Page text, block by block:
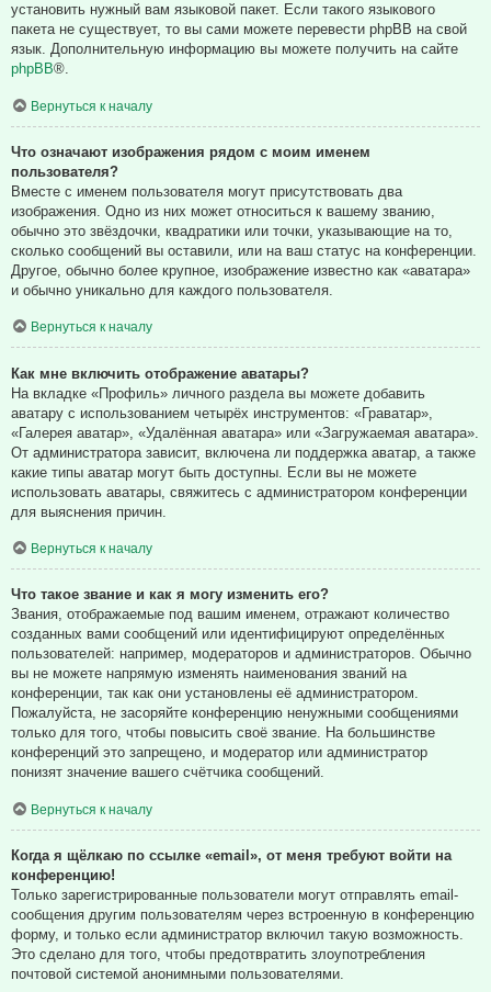
установить нужный вам языковой пакет. Если такого языкового
пакета не существует, то вы сами можете перевести phpBB на свой
язык. Дополнительную информацию вы можете получить на сайте
phpBB®.
Вернуться к началу
Что означают изображения рядом с моим именем
пользователя?
Вместе с именем пользователя могут присутствовать два
изображения. Одно из них может относиться к вашему званию,
обычно это звёздочки, квадратики или точки, указывающие на то,
сколько сообщений вы оставили, или на ваш статус на конференции.
Другое, обычно более крупное, изображение известно как «аватара»
и обычно уникально для каждого пользователя.
Вернуться к началу
Как мне включить отображение аватары?
На вкладке «Профиль» личного раздела вы можете добавить
аватару с использованием четырёх инструментов: «Граватар»,
«Галерея аватар», «Удалённая аватара» или «Загружаемая аватара».
От администратора зависит, включена ли поддержка аватар, а также
какие типы аватар могут быть доступны. Если вы не можете
использовать аватары, свяжитесь с администратором конференции
для выяснения причин.
Вернуться к началу
Что такое звание и как я могу изменить его?
Звания, отображаемые под вашим именем, отражают количество
созданных вами сообщений или идентифицируют определённых
пользователей: например, модераторов и администраторов. Обычно
вы не можете напрямую изменять наименования званий на
конференции, так как они установлены её администратором.
Пожалуйста, не засоряйте конференцию ненужными сообщениями
только для того, чтобы повысить своё звание. На большинстве
конференций это запрещено, и модератор или администратор
понизят значение вашего счётчика сообщений.
Вернуться к началу
Когда я щёлкаю по ссылке «email», от меня требуют войти на
конференцию!
Только зарегистрированные пользователи могут отправлять email-
сообщения другим пользователям через встроенную в конференцию
форму, и только если администратор включил такую возможность.
Это сделано для того, чтобы предотвратить злоупотребления
почтовой системой анонимными пользователями.